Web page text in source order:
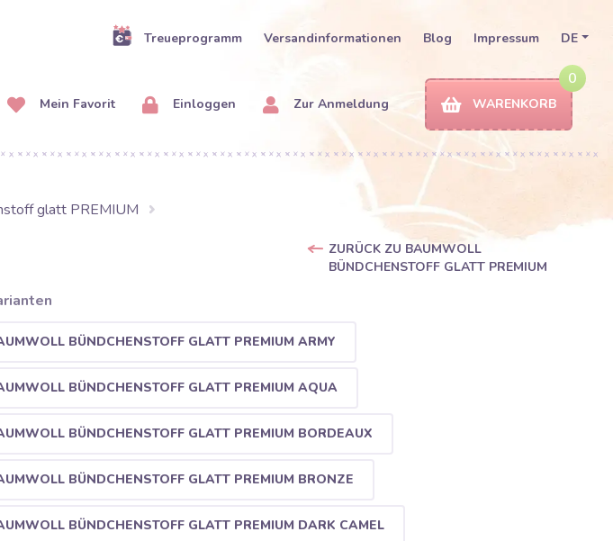
Treueprogramm Versandinformationen Blog Impressum DE
Mein Favorit Einloggen Zur Anmeldung
0
WARENKORB
glatt PREMIUM
ZURÜCK ZU BAUMWOLL
BÜNDCHENSTOFF GLATT PREMIUM
BÜNDCHENSTOFF GLATT PREMIUM ARMY
BÜNDCHENSTOFF GLATT PREMIUM AQUA
BÜNDCHENSTOFF GLATT PREMIUM BORDEAUX
BÜNDCHENSTOFF GLATT PREMIUM BRONZE
BÜNDCHENSTOFF GLATT PREMIUM DARK CAMEL